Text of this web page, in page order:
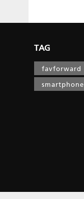
TAG
favforward
smartphone